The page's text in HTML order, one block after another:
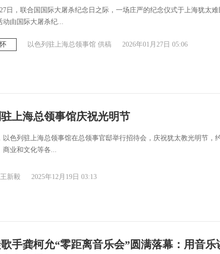
日，联合国国际大屠杀纪念日之际，一场庄严的纪念仪式于上海犹太
由国际大屠杀纪...
以色列驻上海总领事馆 供稿 2026年01月27日 05:06
上海总领事馆庆祝光明节
以色列驻上海总领事馆在总领事官邸举行招待会，庆祝犹太教光明节，
业和文化等各...
王新毅 2025年12月19日 03:13
手龚柯允“零距离音乐会”圆满落幕：用音乐